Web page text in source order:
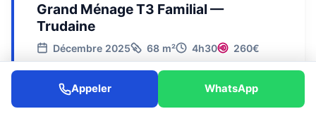
Grand Ménage T3 Familial —
Trudaine
Décembre 2025 68 m² 4h30 260€
T3 familial place Trudaine. Parents de
jumeaux de 2 ans demandant un grand ménage
avec produits strictement non toxiques. Jouets
Appeler WhatsApp